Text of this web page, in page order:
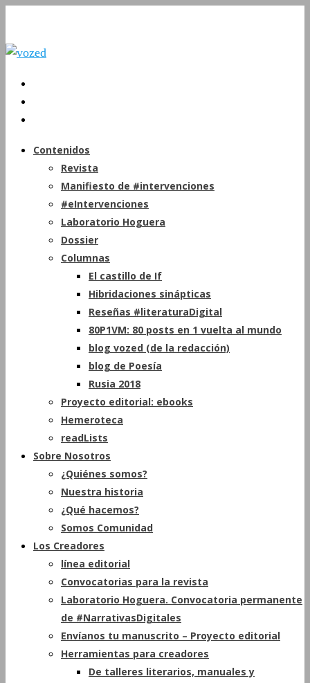
Contenidos
Revista
Manifiesto de #intervenciones
#eIntervenciones
Laboratorio Hoguera
Dossier
Columnas
El castillo de If
Hibridaciones sinápticas
Reseñas #literaturaDigital
80P1VM: 80 posts en 1 vuelta al mundo
blog vozed (de la redacción)
blog de Poesía
Rusia 2018
Proyecto editorial: ebooks
Hemeroteca
readLists
Sobre Nosotros
¿Quiénes somos?
Nuestra historia
¿Qué hacemos?
Somos Comunidad
Los Creadores
línea editorial
Convocatorias para la revista
Laboratorio Hoguera. Convocatoria permanente
de #NarrativasDigitales
Envíanos tu manuscrito – Proyecto editorial
Herramientas para creadores
De talleres literarios, manuales y